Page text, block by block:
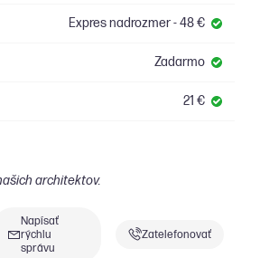
Expres nadrozmer - 48 €
Zadarmo
21 €
architektov.
Napísať
rýchlu
správu
Zatelefonovať